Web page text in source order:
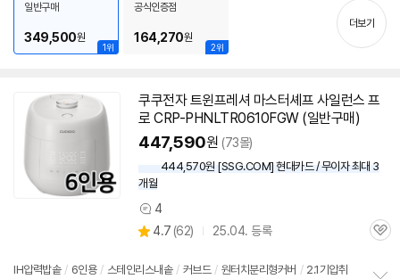
기
1위
일반구매
349,500원
2위
공식인증점
164,270원
더보기
쿠쿠전자 트윈프레셔 마스터셰프 사일런스 프
로 CRP-PHNLTR0610FGW (일반구매)
447,590원 (73몰)
444,570원 [SSG.COM] 현대카드 / 무이자 최대 3
개월
상
품
견
4
별
4.7 (상
리
62) 25.04. 등록
관
IH압력밥솥 / 6인용 / 스테인리스내솥 / 커브드 / 원터치분리형커버 / 2.1기압취